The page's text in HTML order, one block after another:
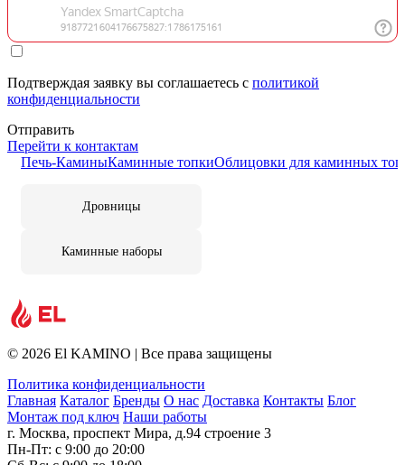
Подтверждая заявку вы соглашаетесь с политикой
конфиденциальности
Отправить
Перейти к контактам
Печь-КаминыКаминные топкиОблицовки для каминных
Дровницы
Каминные наборы
© 2026 El KAMINO | Все права защищены
Политика конфиденциальности
Главная Каталог Бренды О нас Доставка Контакты Блог
Монтаж под ключ Наши работы
г. Москва, проспект Мира, д.94 строение 3
Пн-Пт: с 9:00 до 20:00